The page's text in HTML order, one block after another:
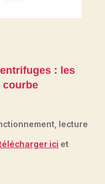
: les
courbe
lecture
télécharger ici et